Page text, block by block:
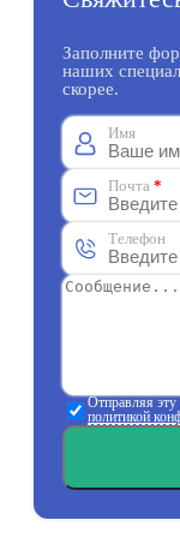
Заполните
наших
скорее.
Имя
Почта *
Телефон
Отправляя
политикой